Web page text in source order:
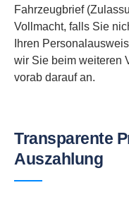
Fahrzeugbrief
Vollmacht, falls Sie
Ihren
wir Sie beim weiteren
vorab darauf an.
Transparente
Auszahlung